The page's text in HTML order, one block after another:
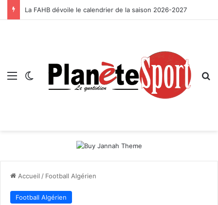
La FAHB dévoile le calendrier de la saison 2026-2027
Menu Switch skin
Accueil / Football Algérien
Football Algérien